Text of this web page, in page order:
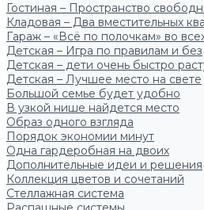
Гостиная – Пространство
Кладовая – Два вместительных
Гараж – «Всё по полочкам» во
Детская – Игра по правилам и без
Детская – дети очень быстро
Детская – Лучшее место на свете
Большой семье будет удобно
В узкой нише найдется место
Образ одного взгляда
Порядок экономии минут
Одна гардеробная на двоих
Дополнительные идеи и решения
Коллекция цветов и сочетаний
Стеллажная система